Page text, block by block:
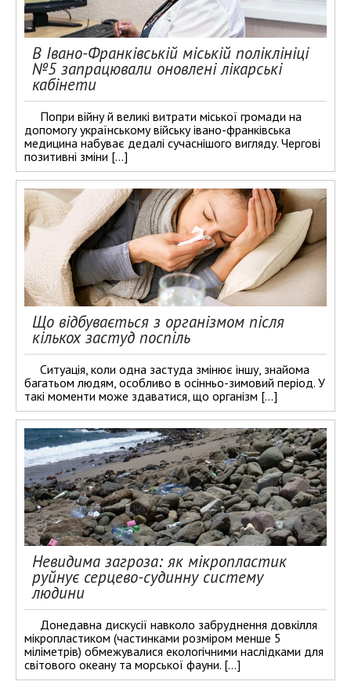
В Івано-Франківській міській поліклініці
№5 запрацювали оновлені лікарські
кабінети
Попри війну й великі витрати міської громади на
допомогу українському війську івано-франківська
медицина набуває дедалі сучаснішого вигляду. Чергові
позитивні зміни […]
Що відбувається з організмом після
кількох застуд поспіль
Ситуація, коли одна застуда змінює іншу, знайома
багатьом людям, особливо в осінньо-зимовий період. У
такі моменти може здаватися, що організм […]
Невидима загроза: як мікропластик
руйнує серцево-судинну систему
людини
Донедавна дискусії навколо забруднення довкілля
мікропластиком (частинками розміром менше 5
міліметрів) обмежувалися екологічними наслідками для
світового океану та морської фауни. […]